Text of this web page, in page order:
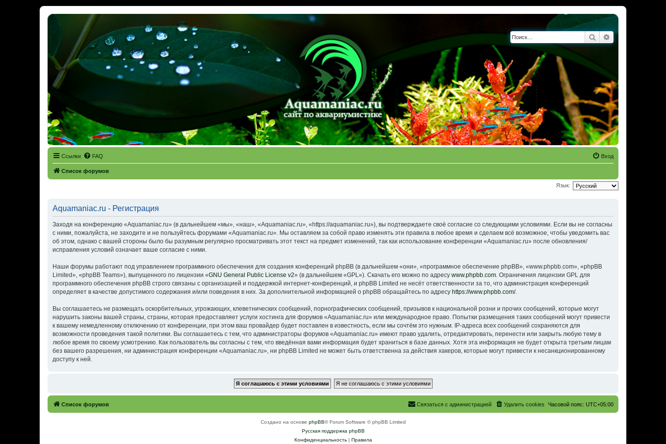
Поиск Расширенный
Ссылки FAQ Вход
Список форумов
Язык:
Aquamaniac.ru - Регистрация
Заходя на конференцию «Aquamaniac.ru» (в дальнейшем «мы», «наш», «Aquamaniac.ru», «https://aquamaniac.ru»), вы подтверждаете своё согласие со следующими условиями. Если вы не согласны
с ними, пожалуйста, не заходите и не пользуйтесь форумами «Aquamaniac.ru». Мы оставляем за собой право изменять эти правила в любое время и сделаем всё возможное, чтобы уведомить вас
об этом, однако с вашей стороны было бы разумным регулярно просматривать этот текст на предмет изменений, так как использование конференции «Aquamaniac.ru» после обновления/
исправления условий означает ваше согласие с ними.
Наши форумы работают под управлением программного обеспечения для создания конференций phpBB (в дальнейшем «они», «программное обеспечение phpBB», «www.phpbb.com», «phpBB
Limited», «phpBB Teams»), выпущенного по лицензии «GNU General Public License v2» (в дальнейшем «GPL»). Скачать его можно по адресу www.phpbb.com . Ограничения лицензии GPL для
программного обеспечения phpBB строго связаны с организацией и поддержкой интернет-конференций, и phpBB Limited не несёт ответственности за то, что администрация конференций
определяет в качестве допустимого содержания и/или поведения в них. За дополнительной информацией о phpBB обращайтесь по адресу https://www.phpbb.com/.
Вы соглашаетесь не размещать оскорбительных, угрожающих, клеветнических сообщений, порнографических сообщений, призывов к национальной розни и прочих сообщений, которые могут
нарушить законы вашей страны, страны, которая предоставляет услуги хостинга для форумов «Aquamaniac.ru» или международное право. Попытки размещения таких сообщений могут привести
к вашему немедленному отключению от конференции, при этом ваш провайдер будет поставлен в известность, если мы сочтём это нужным. IP-адреса всех сообщений сохраняются для
возможности проведения такой политики. Вы соглашаетесь с тем, что администраторы форумов «Aquamaniac.ru» имеют право удалить, отредактировать, перенести или закрыть любую тему в
любое время по своему усмотрению. Как пользователь вы согласны с тем, что введённая вами информация будет храниться в базе данных. Хотя эта информация не будет открыта третьим лицам
без вашего разрешения, ни администрация конференции «Aquamaniac.ru», ни phpBB Limited не может быть ответственна за действия хакеров, которые могут привести к несанкционированному
доступу к ней.
Список форумов Часовой пояс: UTC+05:00
Удалить cookies
Связаться с администрацией
Создано на основе phpBB® Forum Software © phpBB Limited
Русская поддержка phpBB
Конфиденциальность| Правила